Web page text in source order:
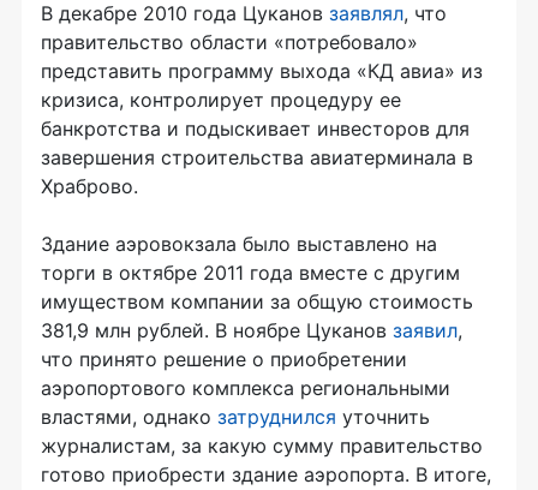
В декабре 2010 года Цуканов заявлял, что
правительство области «потребовало»
представить программу выхода «КД авиа» из
кризиса, контролирует процедуру ее
банкротства и подыскивает инвесторов для
завершения строительства авиатерминала в
Храброво.
Здание аэровокзала было выставлено на
торги в октябре 2011 года вместе с другим
имуществом компании за общую стоимость
381,9 млн рублей. В ноябре Цуканов заявил,
что принято решение о приобретении
аэропортового комплекса региональными
властями, однако затруднился уточнить
журналистам, за какую сумму правительство
готово приобрести здание аэропорта. В итоге,